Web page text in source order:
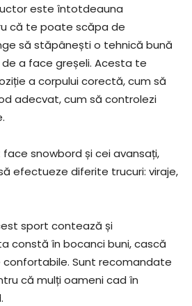
este întotdeauna
că te poate scăpa de
să stăpânești o tehnică bună
a face greșeli. Acesta te
a corpului corectă, cum să
adecvat, cum să controlezi
snowbord și cei avansați,
efectueze diferite trucuri: viraje,
sport contează și
constă în bocanci buni, cască
Sunt recomandate
că mulți oameni cad în